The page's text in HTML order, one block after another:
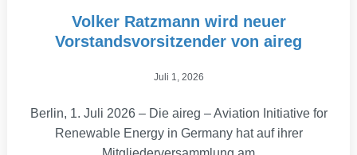
Volker Ratzmann wird neuer
Vorstandsvorsitzender von aireg
Juli 1, 2026
Berlin, 1. Juli 2026 – Die aireg – Aviation Initiative for
Renewable Energy in Germany hat auf ihrer